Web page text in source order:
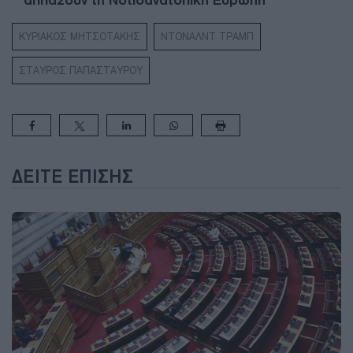
ΚΥΡΙΑΚΟΣ ΜΗΤΣΟΤΑΚΗΣ ΝΤΟΝΑΛΝΤ ΤΡΑΜΠ
ΣΤΑΥΡΟΣ ΠΑΠΑΣΤΑΥΡΟΥ
ΔΕΊΤΕ ΕΠΊΣΗΣ